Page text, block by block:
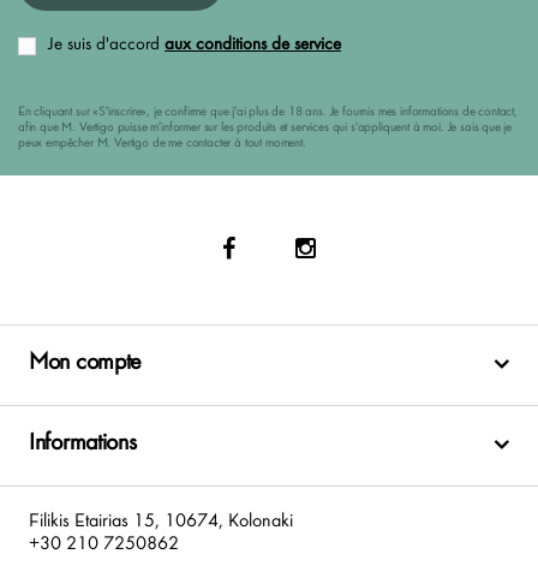
Je suis d'accord aux conditions de service
En cliquant sur «S'inscrire», je confirme que j'ai plus de 18 ans. Je fournis mes informations de contact,
afin que M. Vertigo puisse m'informer sur les produits et services qui s'appliquent à moi. Je sais que je
peux empêcher M. Vertigo de me contacter à tout moment.
Mon compte
Informations
Filikis Etairias 15, 10674, Kolonaki
+30 210 7250862